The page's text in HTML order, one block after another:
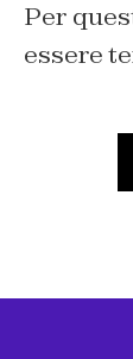
Per
essere